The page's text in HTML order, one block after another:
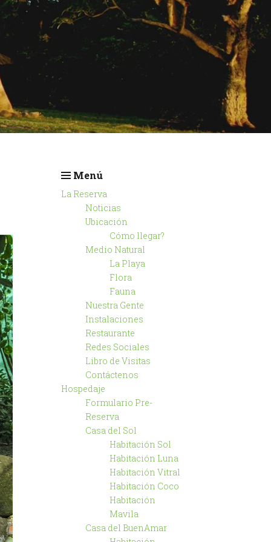
Menú
La Reserva
Noticias
Ubicación
Cómo llegar?
Medio Natural
La Playa
Flora
Fauna
Nuestra Gente
Instalaciones
Restaurante
Redes Sociales
Libro de Visitas
Contáctenos
Hospedaje
Formulario Pre-
Reserva
Casa del Sol
Habitación Sol
Habitación Luna
Habitación Vitral
Habitación Coco
Habitación
Mavila
Casa del BuenAmar